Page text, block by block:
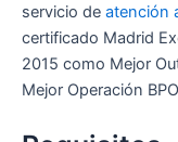
servicio de atención
certificado Madrid
2015 como Mejor
Mejor Operación